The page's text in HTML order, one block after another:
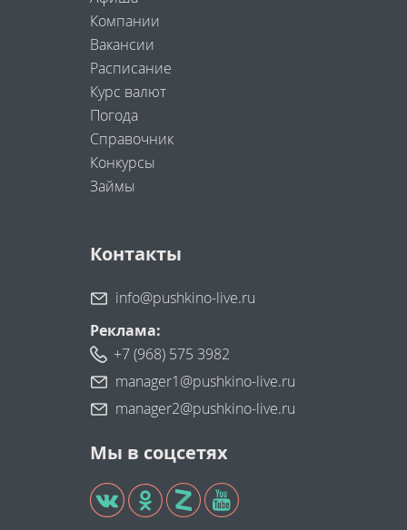
Компании
Вакансии
Расписание
Курс валют
Погода
Справочник
Конкурсы
Займы
Контакты
info@pushkino-live.ru
Реклама:
+7 (968) 575 3982
manager1@pushkino-live.ru
manager2@pushkino-live.ru
Мы в соцсетях